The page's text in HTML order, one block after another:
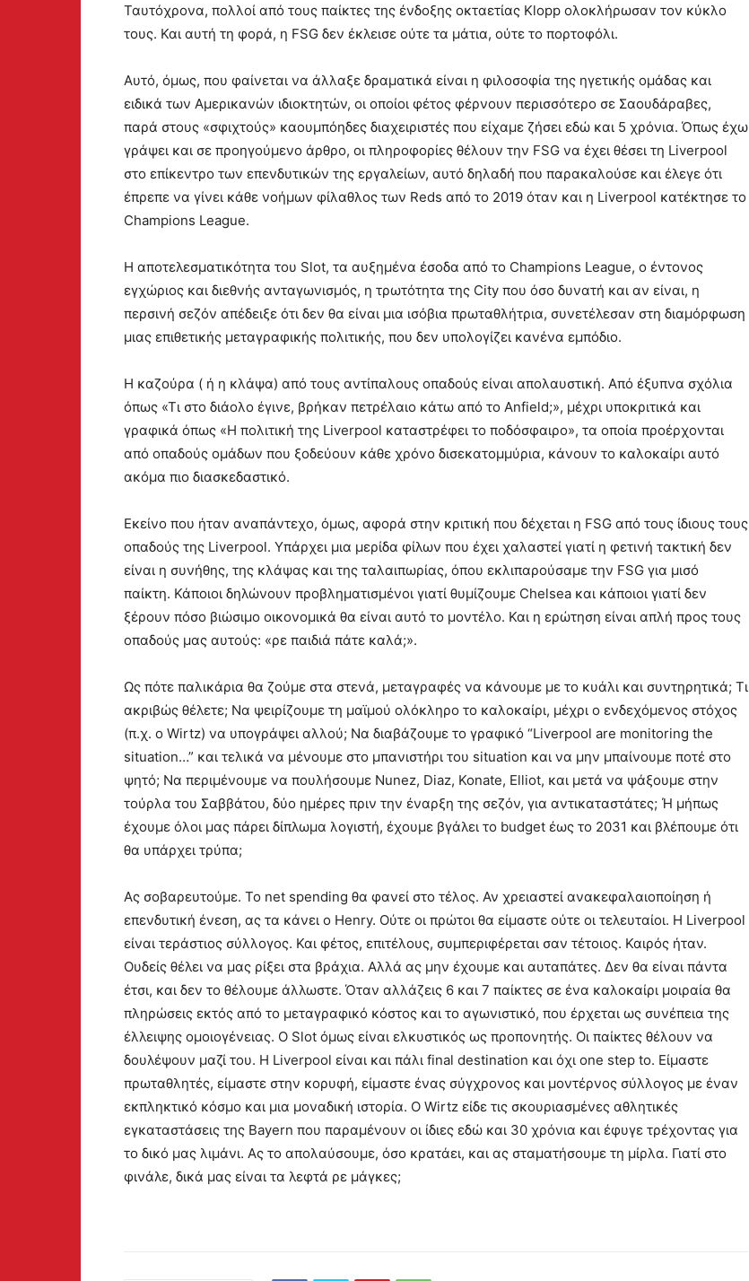
Ταυτόχρονα, πολλοί από τους παίκτες της ένδοξης οκταετίας Klopp ολοκλήρωσαν τον κύκλο
τους. Και αυτή τη φορά, η FSG δεν έκλεισε ούτε τα μάτια, ούτε το πορτοφόλι.
Αυτό, όμως, που φαίνεται να άλλαξε δραματικά είναι η φιλοσοφία της ηγετικής ομάδας και
ειδικά των Αμερικανών ιδιοκτητών, οι οποίοι φέτος φέρνουν περισσότερο σε Σαουδάραβες,
παρά στους «σφιχτούς» καουμπόηδες διαχειριστές που είχαμε ζήσει εδώ και 5 χρόνια. Όπως έχω
γράψει και σε προηγούμενο άρθρο, οι πληροφορίες θέλουν την FSG να έχει θέσει τη Liverpool
στο επίκεντρο των επενδυτικών της εργαλείων, αυτό δηλαδή που παρακαλούσε και έλεγε ότι
έπρεπε να γίνει κάθε νοήμων φίλαθλος των Reds από το 2019 όταν και η Liverpool κατέκτησε το
Champions League.
H αποτελεσματικότητα του Slot, τα αυξημένα έσοδα από το Champions League, ο έντονος
εγχώριος και διεθνής ανταγωνισμός, η τρωτότητα της City που όσο δυνατή και αν είναι, η
περσινή σεζόν απέδειξε ότι δεν θα είναι μια ισόβια πρωταθλήτρια, συνετέλεσαν στη διαμόρφωση
μιας επιθετικής μεταγραφικής πολιτικής, που δεν υπολογίζει κανένα εμπόδιο.
Η καζούρα ( ή η κλάψα) από τους αντίπαλους οπαδούς είναι απολαυστική. Από έξυπνα σχόλια
όπως «Τι στο διάολο έγινε, βρήκαν πετρέλαιο κάτω από το Anfield;», μέχρι υποκριτικά και
γραφικά όπως «Η πολιτική της Liverpool καταστρέφει το ποδόσφαιρο», τα οποία προέρχονται
από οπαδούς ομάδων που ξοδεύουν κάθε χρόνο δισεκατομμύρια, κάνουν το καλοκαίρι αυτό
ακόμα πιο διασκεδαστικό.
Εκείνο που ήταν αναπάντεχο, όμως, αφορά στην κριτική που δέχεται η FSG από τους ίδιους τους
οπαδούς της Liverpool. Υπάρχει μια μερίδα φίλων που έχει χαλαστεί γιατί η φετινή τακτική δεν
είναι η συνήθης, της κλάψας και της ταλαιπωρίας, όπου εκλιπαρούσαμε την FSG για μισό
παίκτη. Κάποιοι δηλώνουν προβληματισμένοι γιατί θυμίζουμε Chelsea και κάποιοι γιατί δεν
ξέρουν πόσο βιώσιμο οικονομικά θα είναι αυτό το μοντέλο. Και η ερώτηση είναι απλή προς τους
οπαδούς μας αυτούς: «ρε παιδιά πάτε καλά;».
Ως πότε παλικάρια θα ζούμε στα στενά, μεταγραφές να κάνουμε με το κυάλι και συντηρητικά; Τι
ακριβώς θέλετε; Να ψειρίζουμε τη μαϊμού ολόκληρο το καλοκαίρι, μέχρι ο ενδεχόμενος στόχος
(π.χ. ο Wirtz) να υπογράψει αλλού; Να διαβάζουμε το γραφικό “Liverpool are monitoring the
situation…” και τελικά να μένουμε στο μπανιστήρι του situation και να μην μπαίνουμε ποτέ στο
ψητό; Να περιμένουμε να πουλήσουμε Nunez, Diaz, Konate, Elliot, και μετά να ψάξουμε στην
τούρλα του Σαββάτου, δύο ημέρες πριν την έναρξη της σεζόν, για αντικαταστάτες; Ή μήπως
έχουμε όλοι μας πάρει δίπλωμα λογιστή, έχουμε βγάλει το budget έως το 2031 και βλέπουμε ότι
θα υπάρχει τρύπα;
Ας σοβαρευτούμε. Το net spending θα φανεί στο τέλος. Αν χρειαστεί ανακεφαλαιοποίηση ή
επενδυτική ένεση, ας τα κάνει ο Henry. Ούτε οι πρώτοι θα είμαστε ούτε οι τελευταίοι. Η Liverpool
είναι τεράστιος σύλλογος. Και φέτος, επιτέλους, συμπεριφέρεται σαν τέτοιος. Καιρός ήταν.
Ουδείς θέλει να μας ρίξει στα βράχια. Αλλά ας μην έχουμε και αυταπάτες. Δεν θα είναι πάντα
έτσι, και δεν το θέλουμε άλλωστε. Όταν αλλάζεις 6 και 7 παίκτες σε ένα καλοκαίρι μοιραία θα
πληρώσεις εκτός από το μεταγραφικό κόστος και το αγωνιστικό, που έρχεται ως συνέπεια της
έλλειψης ομοιογένειας. Ο Slot όμως είναι ελκυστικός ως προπονητής. Οι παίκτες θέλουν να
δουλέψουν μαζί του. Η Liverpool είναι και πάλι final destination και όχι one step to. Είμαστε
πρωταθλητές, είμαστε στην κορυφή, είμαστε ένας σύγχρονος και μοντέρνος σύλλογος με έναν
εκπληκτικό κόσμο και μια μοναδική ιστορία. Ο Wirtz είδε τις σκουριασμένες αθλητικές
εγκαταστάσεις της Bayern που παραμένουν οι ίδιες εδώ και 30 χρόνια και έφυγε τρέχοντας για
το δικό μας λιμάνι. Ας το απολαύσουμε, όσο κρατάει, και ας σταματήσουμε τη μίρλα. Γιατί στο
φινάλε, δικά μας είναι τα λεφτά ρε μάγκες;